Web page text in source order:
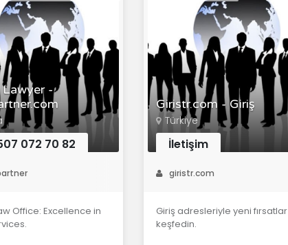
-
072 70 82
Office: Excellence in
Giristr.com - Giriş
Türkiye
İletişim
giristr.com
Giriş adresleriyle yeni fırsatlar
keşfedin.